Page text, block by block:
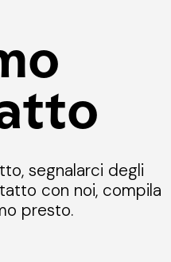
segnalarci degli
con noi, compila
presto.